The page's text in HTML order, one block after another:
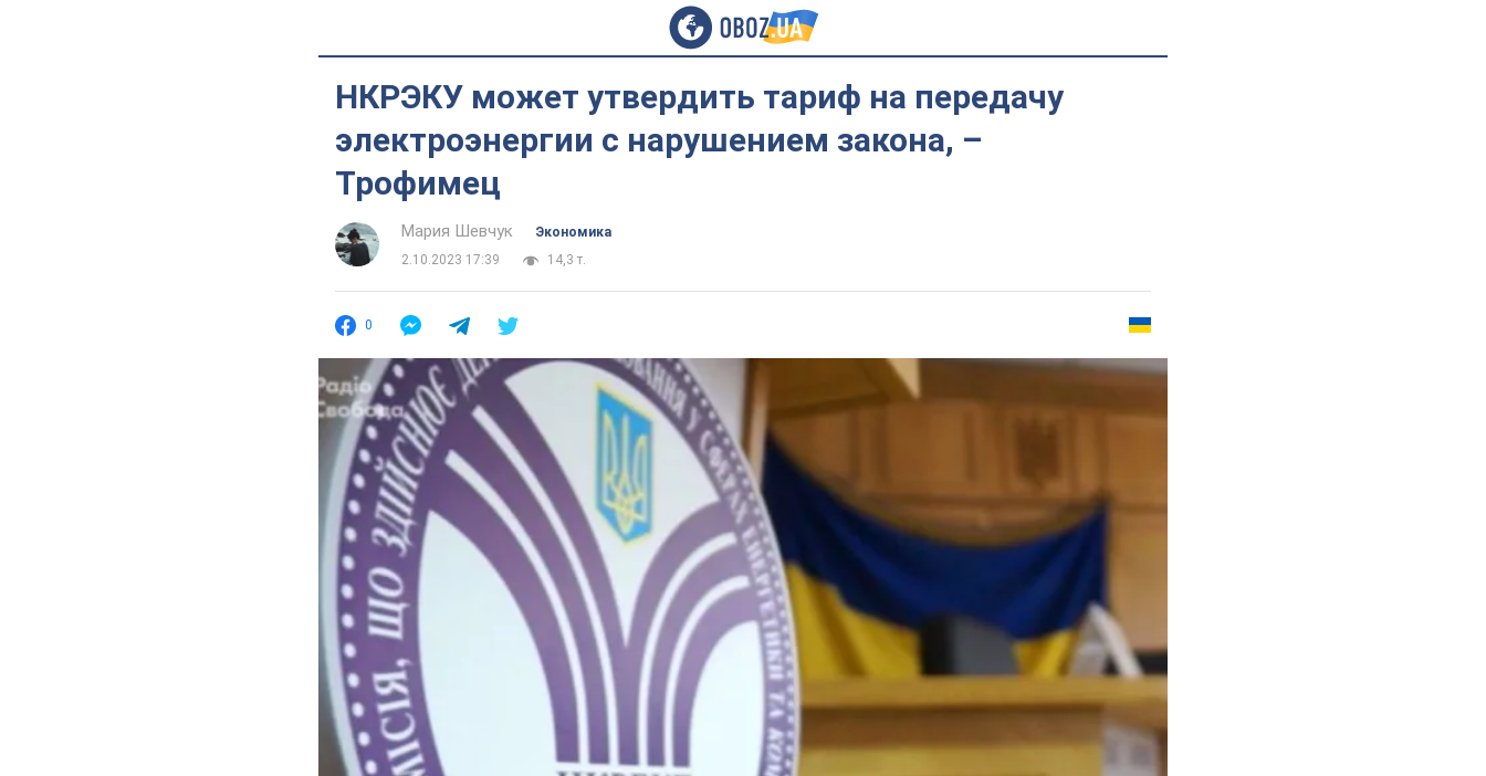
НКРЭКУ может утвердить тариф на передачу
электроэнергии с нарушением закона, –
Трофимец
Мария Шевчук
Экономика
2.10.2023 17:39
14,3 т.
0